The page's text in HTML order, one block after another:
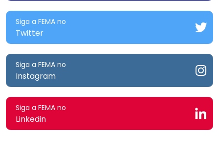
Siga a FEMA no
Twitter
Siga a FEMA no
Instagram
Siga a FEMA no
Linkedin